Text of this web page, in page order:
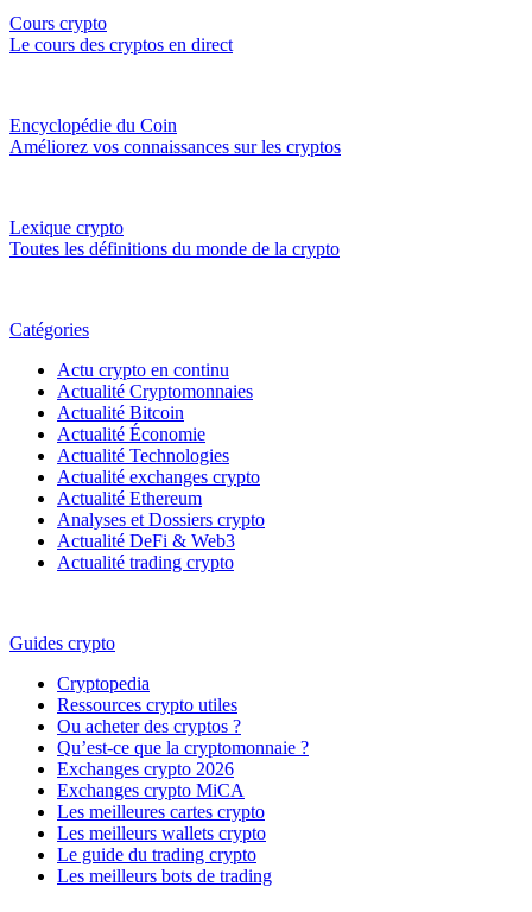
Cours crypto
Le cours des cryptos en direct
Encyclopédie du Coin
Améliorez vos connaissances sur les cryptos
Lexique crypto
Toutes les définitions du monde de la crypto
Catégories
Actu crypto en continu
Actualité Cryptomonnaies
Actualité Bitcoin
Actualité Économie
Actualité Technologies
Actualité exchanges crypto
Actualité Ethereum
Analyses et Dossiers crypto
Actualité DeFi & Web3
Actualité trading crypto
Guides crypto
Cryptopedia
Ressources crypto utiles
Ou acheter des cryptos ?
Qu’est-ce que la cryptomonnaie ?
Exchanges crypto 2026
Exchanges crypto MiCA
Les meilleures cartes crypto
Les meilleurs wallets crypto
Le guide du trading crypto
Les meilleurs bots de trading